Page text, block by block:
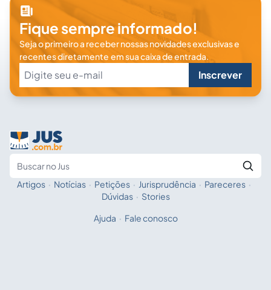
Fique sempre informado!
Seja o primeiro a receber nossas novidades exclusivas e
recentes diretamente em sua caixa de entrada.
Inscrever
Fale com a IA
Artigos · Notícias · Petições · Jurisprudência · Pareceres ·
Dúvidas · Stories
Ajuda · Fale conosco